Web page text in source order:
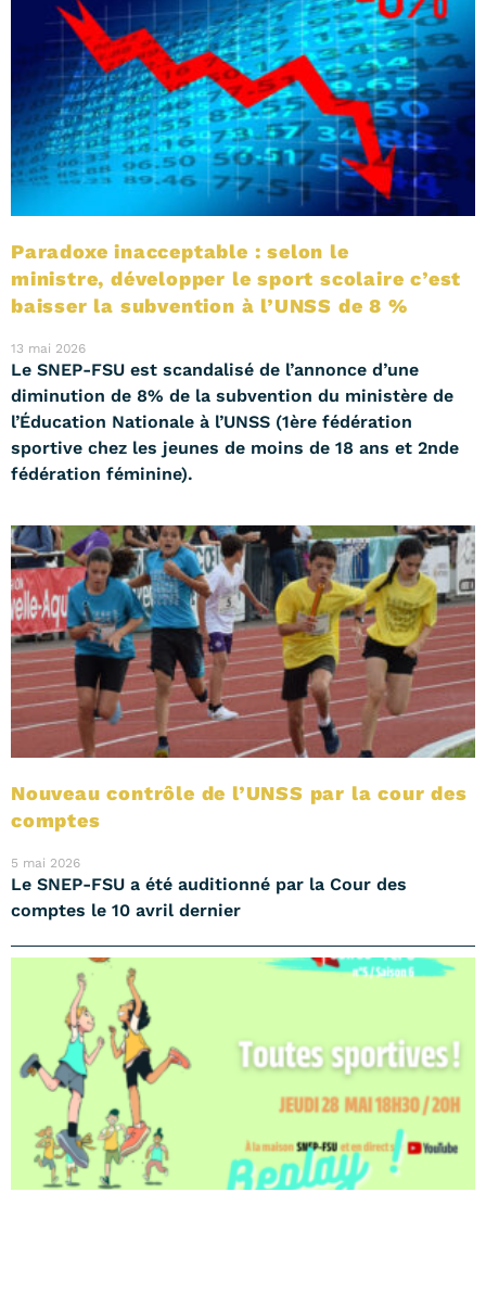
Paradoxe inacceptable : selon le
ministre, développer le sport scolaire c’est
baisser la subvention à l’UNSS de 8 %
13 mai 2026
Le SNEP-FSU est scandalisé de l’annonce d’une
diminution de 8% de la subvention du ministère de
l’Éducation Nationale à l’UNSS (1ère fédération
sportive chez les jeunes de moins de 18 ans et 2nde
fédération féminine).
Nouveau contrôle de l’UNSS par la cour des
comptes
5 mai 2026
Le SNEP-FSU a été auditionné par la Cour des
comptes le 10 avril dernier